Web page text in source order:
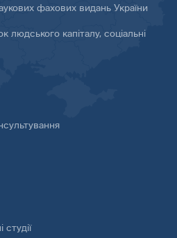
фахових видань України
людського капіталу, соціальні
студії